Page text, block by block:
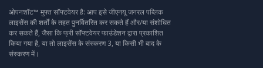
ओपनशॉट™ मुफ्त सॉफ्टवेयर है: आप इसे जीएनयू जनरल पब्लिक
लाइसेंस की शर्तों के तहत पुनर्वितरित कर सकते हैं और/या संशोधित
कर सकते हैं, जैसा कि फ्री सॉफ्टवेयर फाउंडेशन द्वारा प्रकाशित
किया गया है, या तो लाइसेंस के संस्करण 3, या किसी भी बाद के
संस्करण में।